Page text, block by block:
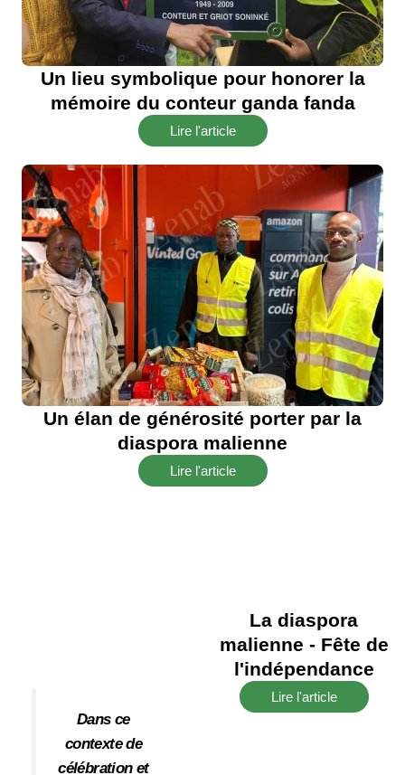
Un lieu symbolique pour honorer la
mémoire du conteur ganda fanda
Lire l'article
Un élan de générosité porter par la
diaspora malienne
Lire l'article
Dans ce
contexte de
célébration et
La diaspora
malienne - Fête de
l'indépendance
Lire l'article